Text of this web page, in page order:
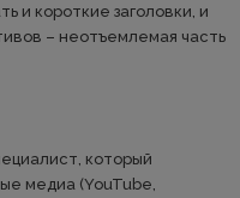
и короткие заголовки, и
– неотъемлемая часть
который
медиа (YouTube,